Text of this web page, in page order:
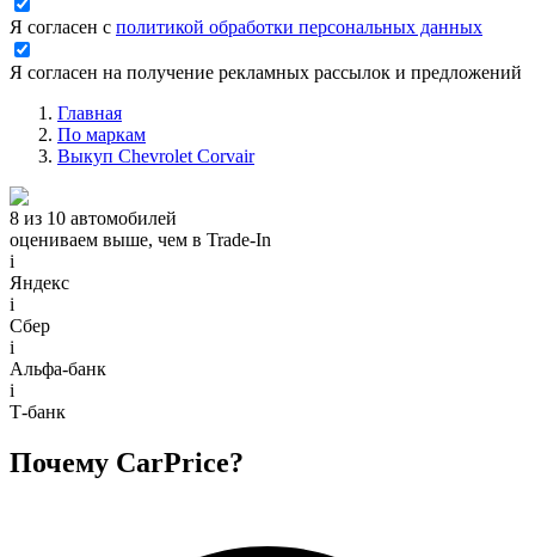
Я согласен с политикой обработки персональных данных
Я согласен на получение рекламных рассылок и предложений
Главная
По маркам
Выкуп Chevrolet Corvair
8 из 10 автомобилей
оцениваем выше, чем в Trade‑In
i
Яндекс
i
Сбер
i
Альфа-банк
i
Т-банк
Почему CarPrice?